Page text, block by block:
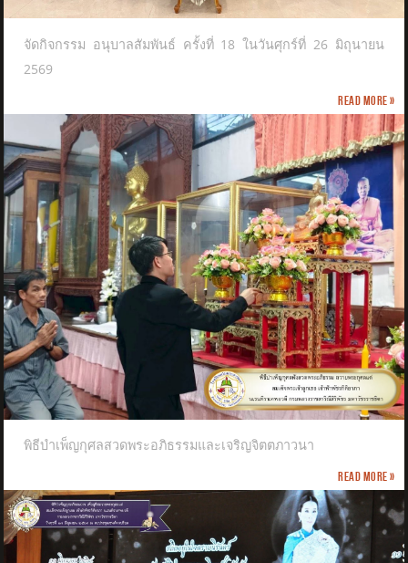
จัดกิจกรรม อนุบาลสัมพันธ์ ครั้งที่ 18 ในวันศุกร์ที่ 26 มิถุนายน
2569
Read more »
พิธีบำเพ็ญกุศลสวดพระอภิธรรมและเจริญจิตตภาวนา
Read more »